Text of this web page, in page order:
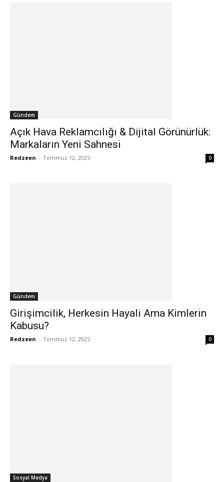
Gündem
Açık Hava Reklamcılığı & Dijital Görünürlük:
Markaların Yeni Sahnesi
Redzeen - Temmuz 12, 2025 0
Gündem
Girişimcilik, Herkesin Hayali Ama Kimlerin
Kabusu?
Redzeen - Temmuz 12, 2025 0
Sosyal Medya